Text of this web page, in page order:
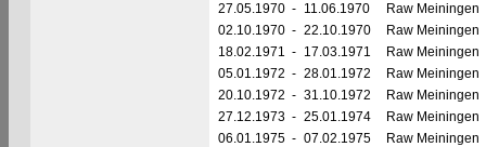
27.05.1970 - 11.06.1970
Raw Meiningen
02.10.1970 - 22.10.1970
Raw Meiningen
18.02.1971 - 17.03.1971
Raw Meiningen
05.01.1972 - 28.01.1972
Raw Meiningen
20.10.1972 - 31.10.1972
Raw Meiningen
27.12.1973 - 25.01.1974
Raw Meiningen
06.01.1975 - 07.02.1975
Raw Meiningen